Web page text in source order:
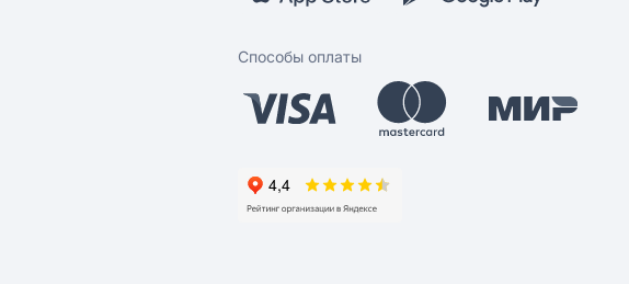
Способы оплаты